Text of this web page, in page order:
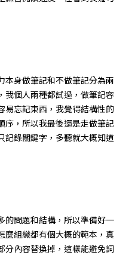
本身做筆記和不做筆記分為兩
我個人兩種都試過，做筆記容
易忘記東西，我覺得結構性的
序，所以我最後還是走做筆記
記錄關鍵字，多聽就大概知道
的問題和結構，所以準備好一
麼組織都有個大概的範本，真
分內容替換掉，這樣能避免詞